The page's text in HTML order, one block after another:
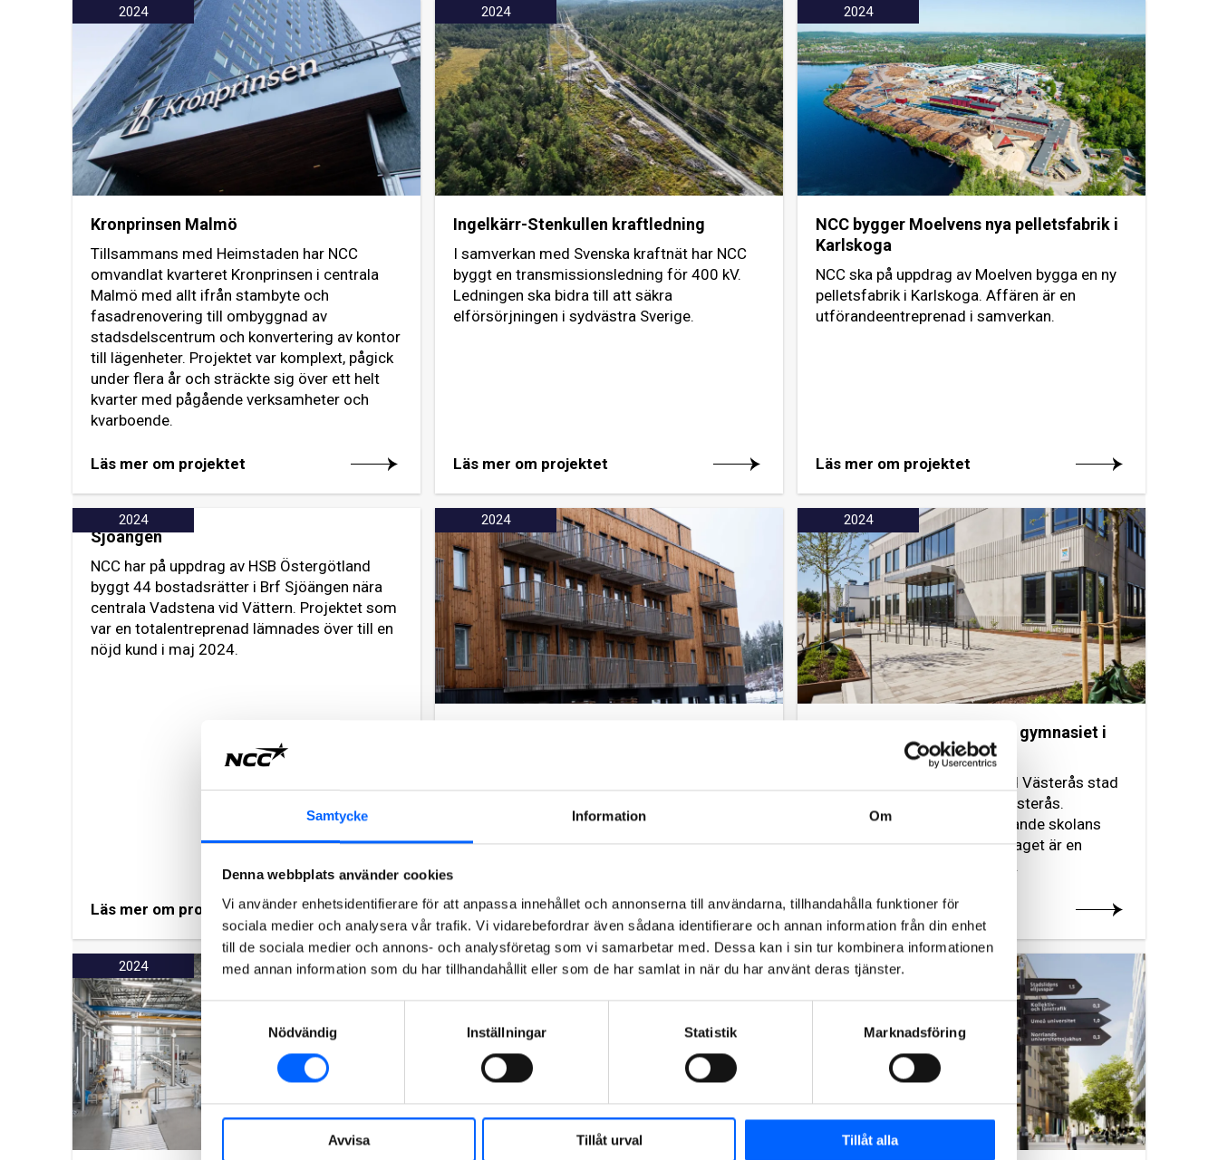
Samtycke Information Om
Denna webbplats använder cookies
Vi använder enhetsidentifierare för att anpassa innehållet och annonserna till användarna, tillhandahålla funktioner för
sociala medier och analysera vår trafik. Vi vidarebefordrar även sådana identifierare och annan information från din enhet
till de sociala medier och annons- och analysföretag som vi samarbetar med. Dessa kan i sin tur kombinera informationen
med annan information som du har tillhandahållit eller som de har samlat in när du har använt deras tjänster.
Samtyckesval
Nödvändig
Inställningar Statistik Marknadsföring
Avvisa Tillåt urval Tillåt alla
2024
Kronprinsen Malmö
Tillsammans med Heimstaden har NCC
omvandlat kvarteret Kronprinsen i centrala
Malmö med allt ifrån stambyte och
fasadrenovering till ombyggnad av
stadsdelscentrum och konvertering av kontor
till lägenheter. Projektet var komplext, pågick
under flera år och sträckte sig över ett helt
kvarter med pågående verksamheter och
kvarboende.
Läs mer om projektet
2024
Ingelkärr-Stenkullen kraftledning
I samverkan med Svenska kraftnät har NCC
byggt en transmissionsledning för 400 kV.
Ledningen ska bidra till att säkra
elförsörjningen i sydvästra Sverige.
Läs mer om projektet
2024
NCC bygger Moelvens nya pelletsfabrik i
Karlskoga
NCC ska på uppdrag av Moelven bygga en ny
pelletsfabrik i Karlskoga. Affären är en
utförandeentreprenad i samverkan.
Läs mer om projektet
2024
Sjöängen
NCC har på uppdrag av HSB Östergötland
byggt 44 bostadsrätter i Brf Sjöängen nära
centrala Vadstena vid Vättern. Projektet som
var en totalentreprenad lämnades över till en
nöjd kund i maj 2024.
Läs mer om projektet
2024
Uppdraget som var en totalentreprenad hade
ett ordervärde på cirka 115 MSEK.
Läs mer om projektet
2024
NCC bygger ut Carlforsska gymnasiet i
NCC bygger tillsammans med Västerås stad
ut Carlforsska gymnasiet i Västerås.
Tillbyggnaden möter den växande skolans
utmaningar och behov. Uppdraget är en
totalentreprenad i samverkan.
Läs mer om projektet
2024 2024 2024